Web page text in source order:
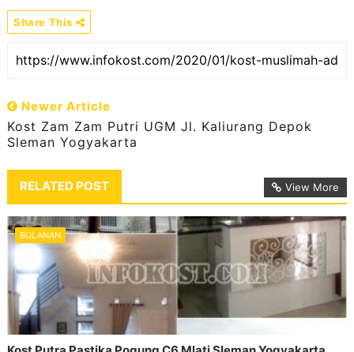
Share This
Newer Article
Kost Zam Zam Putri UGM Jl. Kaliurang Depok
Sleman Yogyakarta
RELATED POST View More
BULANAN